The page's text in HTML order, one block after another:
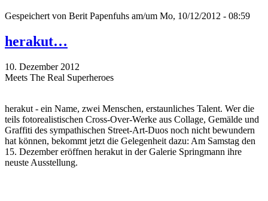
Gespeichert von Berit Papenfuhs am/um Mo, 10/12/2012 - 08:59
herakut…
10. Dezember 2012
Meets The Real Superheroes
herakut - ein Name, zwei Menschen, erstaunliches Talent. Wer die
teils fotorealistischen Cross-Over-Werke aus Collage, Gemälde und
Graffiti des sympathischen Street-Art-Duos noch nicht bewundern
hat können, bekommt jetzt die Gelegenheit dazu: Am Samstag den
15. Dezember eröffnen herakut in der Galerie Springmann ihre
neuste Ausstellung.